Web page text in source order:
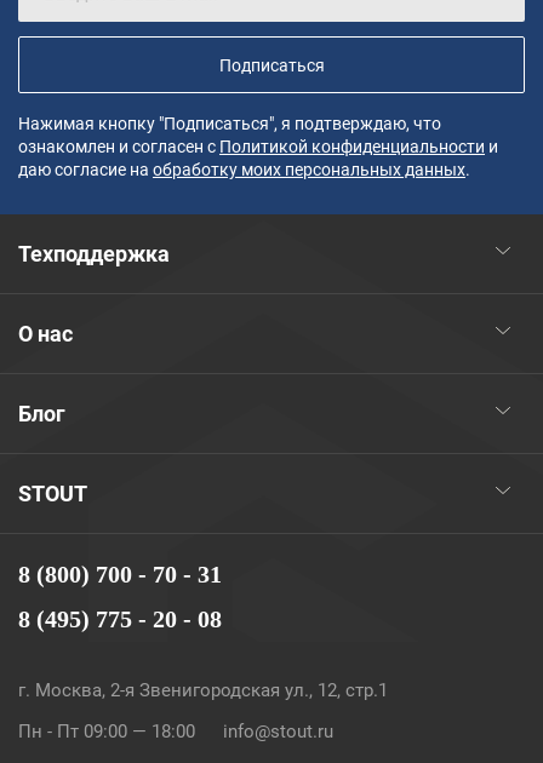
Подписаться
Нажимая кнопку "Подписаться", я подтверждаю, что
ознакомлен и согласен с Политикой конфиденциальности и
даю согласие на обработку моих персональных данных.
8 (800) 700 - 70 - 31
8 (495) 775 - 20 - 08
г. Москва, 2-я Звенигородская ул., 12, стр.1
Пн - Пт 09:00 — 18:00
info@stout.ru
STOUT
Блог
О нас
Техподдержка